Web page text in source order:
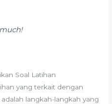
Soal Latihan
yang terkait dengan
langkah-langkah yang